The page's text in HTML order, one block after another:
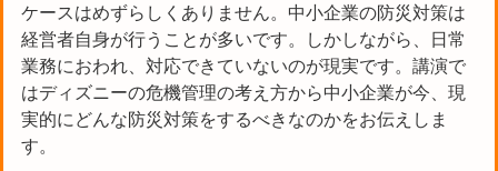
ケースはめずらしくありません。中小企業の防災対策は
経営者自身が行うことが多いです。しかしながら、日常
業務におわれ、対応できていないのが現実です。講演で
はディズニーの危機管理の考え方から中小企業が今、現
実的にどんな防災対策をするべきなのかをお伝えしま
す。